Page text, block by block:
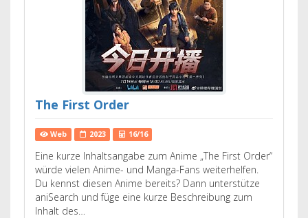
The First Order
Web 2023 16/16
Eine kurze Inhaltsangabe zum Anime „The First Order“
würde vielen Anime- und Manga-Fans weiterhelfen.
Du kennst diesen Anime bereits? Dann unterstütze
aniSearch und füge eine kurze Beschreibung zum
Inhalt des…